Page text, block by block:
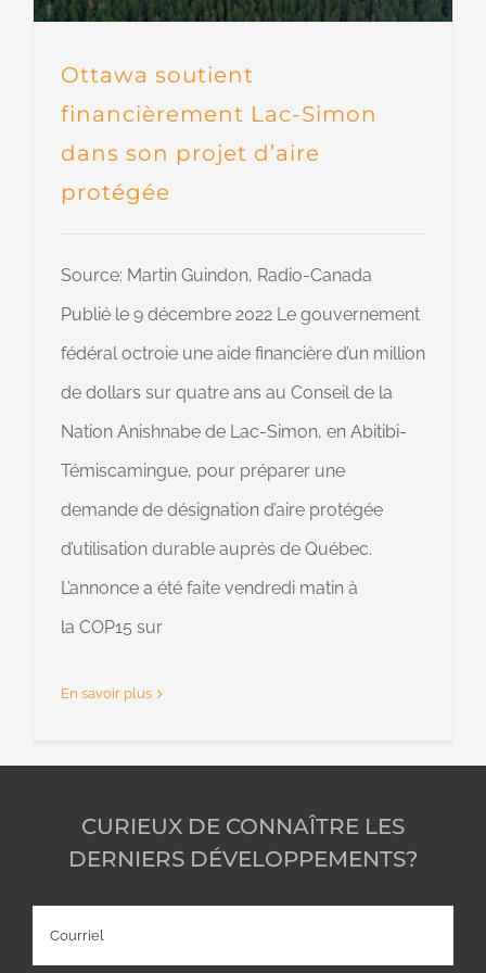
Ottawa soutient
financièrement Lac-Simon
dans son projet d’aire
protégée
Source: Martin Guindon, Radio-Canada
Publié le 9 décembre 2022 Le gouvernement
fédéral octroie une aide financière d’un million
de dollars sur quatre ans au Conseil de la
Nation Anishnabe de Lac-Simon, en Abitibi-
Témiscamingue, pour préparer une
demande de désignation d’aire protégée
d’utilisation durable auprès de Québec.
L’annonce a été faite vendredi matin à
la COP15 sur
En savoir plus
CURIEUX DE CONNAÎTRE LES
DERNIERS DÉVELOPPEMENTS?